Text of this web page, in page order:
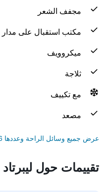
مجفف الشعر
مكتب استقبال على مدار 24 ساعة
ميكروويف
ثلاجة
مع تكييف
مصعد
عرض جميع وسائل الراحة وعددها 6
تقييمات حول ليبرتاد 21